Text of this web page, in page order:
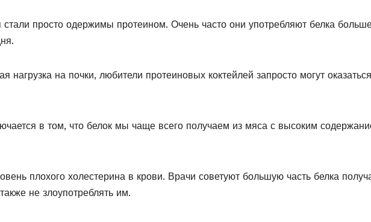
просто одержимы протеином. Очень часто они употребляют белка
нагрузка на почки, любители протеиновых коктейлей запросто могут
в том, что белок мы чаще всего получаем из мяса с высоким
плохого холестерина в крови. Врачи советуют большую часть белка
не злоупотреблять им.